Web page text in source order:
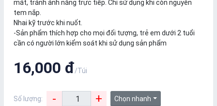
mát, tránh ánh nắng trực tiếp. Chỉ sử dụng khi còn nguyên
tem nắp.
Nhai kỹ trước khi nuốt.
-Sản phẩm thích hợp cho mọi đối tượng, trẻ em dưới 2 tuổi
cần có người lớn kiểm soát khi sử dụng sản phẩm
16,000 đ/Túi
Số lượng: - + Chọn nhanh